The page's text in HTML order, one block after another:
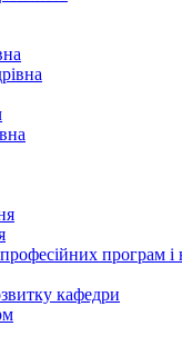
програм i
кафедри